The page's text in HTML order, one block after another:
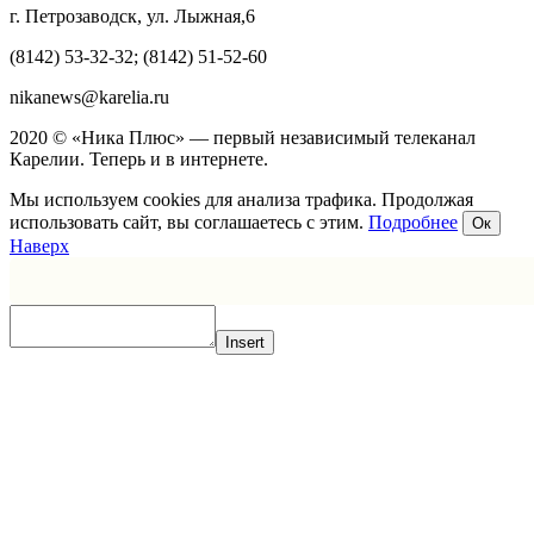
г. Петрозаводск, ул. Лыжная,6
(8142) 53-32-32; (8142) 51-52-60
nikanews@karelia.ru
2020 © «Ника Плюс» — первый независимый телеканал
Карелии. Теперь и в интернете.
Мы используем cookies для анализа трафика. Продолжая
использовать сайт, вы соглашаетесь с этим. Подробнее Ок
Наверх
Insert